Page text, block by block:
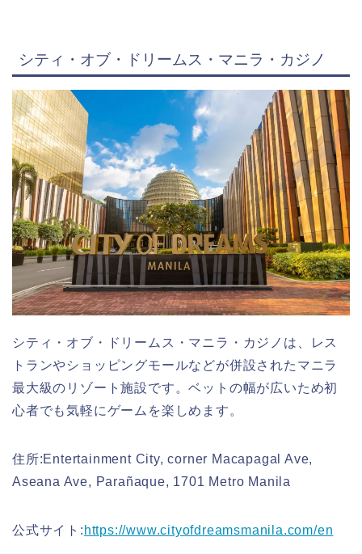
シティ・オブ・ドリームス・マニラ・カジノ
シティ・オブ・ドリームス・マニラ・カジノは、レス
トランやショッピングモールなどが併設されたマニラ
最大級のリゾート施設です。ベットの幅が広いため初
心者でも気軽にゲームを楽しめます。
住所:Entertainment City, corner Macapagal Ave,
Aseana Ave, Parañaque, 1701 Metro Manila
公式サイト: https://www.cityofdreamsmanila.com/en